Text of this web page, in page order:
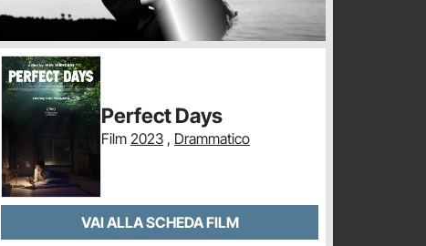
Perfect Days
Film 2023 , Drammatico
VAI ALLA SCHEDA FILM